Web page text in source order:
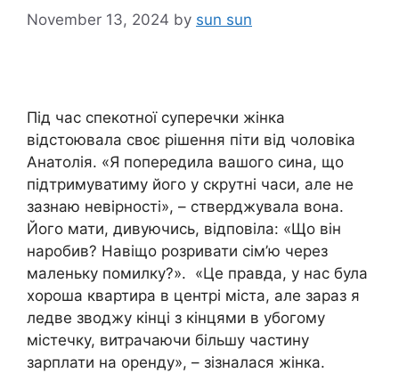
November 13, 2024 by sun sun
Під час спекотної суперечки жінка
відстоювала своє рішення піти від чоловіка
Анатолія. «Я попередила вашого сина, що
підтримуватиму його у скрутні часи, але не
зазнаю невірності», – стверджувала вона.
Його мати, дивуючись, відповіла: «Що він
наробив? Навіщо розривати сім’ю через
маленьку помилку?». «Це правда, у нас була
хороша квартира в центрі міста, але зараз я
ледве зводжу кінці з кінцями в убогому
містечку, витрачаючи більшу частину
зарплати на оренду», – зізналася жінка.